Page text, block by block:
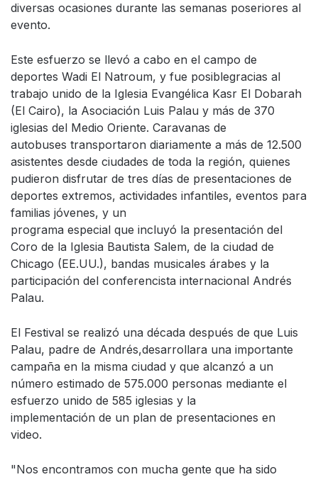
diversas ocasiones durante las semanas poseriores al
evento.
Este esfuerzo se llevó a cabo en el campo de
deportes Wadi El Natroum, y fue posiblegracias al
trabajo unido de la Iglesia Evangélica Kasr El Dobarah
(El Cairo), la Asociación Luis Palau y más de 370
iglesias del Medio Oriente. Caravanas de
autobuses transportaron diariamente a más de 12.500
asistentes desde ciudades de toda la región, quienes
pudieron disfrutar de tres días de presentaciones de
deportes extremos, actividades infantiles, eventos para
familias jóvenes, y un
programa especial que incluyó la presentación del
Coro de la Iglesia Bautista Salem, de la ciudad de
Chicago (EE.UU.), bandas musicales árabes y la
participación del conferencista internacional Andrés
Palau.
El Festival se realizó una década después de que Luis
Palau, padre de Andrés,desarrollara una importante
campaña en la misma ciudad y que alcanzó a un
número estimado de 575.000 personas mediante el
esfuerzo unido de 585 iglesias y la
implementación de un plan de presentaciones en
video.
"Nos encontramos con mucha gente que ha sido